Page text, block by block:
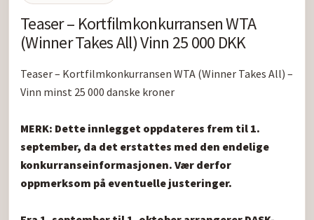
Teaser – Kortfilmkonkurransen WTA
(Winner Takes All) Vinn 25 000 DKK
Teaser – Kortfilmkonkurransen WTA (Winner Takes All) –
Vinn minst 25 000 danske kroner
MERK: Dette innlegget oppdateres frem til 1.
september, da det erstattes med den endelige
konkurranseinformasjonen. Vær derfor
oppmerksom på eventuelle justeringer.